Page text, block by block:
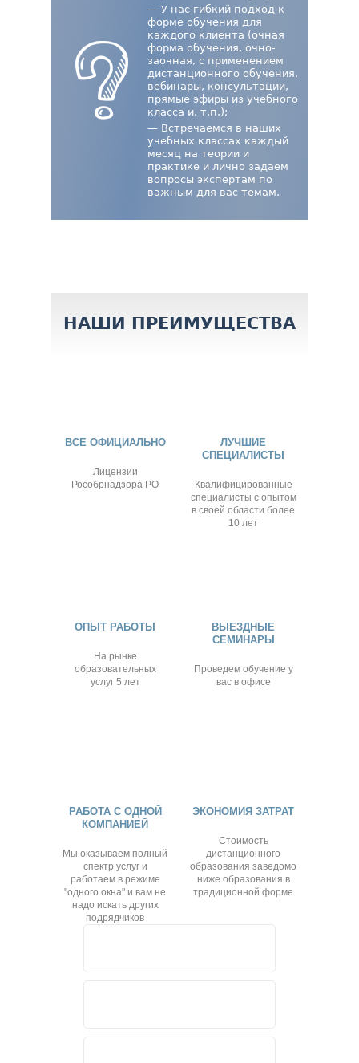
— У нас гибкий подход к
форме обучения для
каждого клиента (очная
форма обучения, очно-
заочная, с применением
дистанционного обучения,
вебинары, консультации,
прямые эфиры из учебного
класса и. т.п.);
— Встречаемся в наших
учебных классах каждый
месяц на теории и
практике и лично задаем
вопросы экспертам по
важным для вас темам.
НАШИ ПРЕИМУЩЕСТВА
ВСЕ ОФИЦИАЛЬНО
Лицензии
Рособрнадзора РО
ЛУЧШИЕ
СПЕЦИАЛИСТЫ
Квалифицированные
специалисты с опытом
в своей области более
10 лет
ОПЫТ РАБОТЫ
На рынке
образовательных
услуг 5 лет
ВЫЕЗДНЫЕ
СЕМИНАРЫ
Проведем обучение у
вас в офисе
РАБОТА С ОДНОЙ
КОМПАНИЕЙ
Мы оказываем полный
спектр услуг и
работаем в режиме
"одного окна" и вам не
надо искать других
подрядчиков
ЭКОНОМИЯ ЗАТРАТ
Стоимость
дистанционного
образования заведомо
ниже образования в
традиционной форме